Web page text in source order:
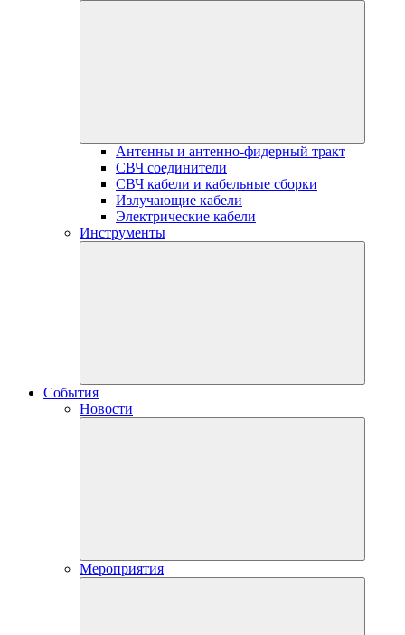
Антенны и антенно-фидерный тракт
СВЧ соединители
СВЧ кабели и кабельные сборки
Излучающие кабели
Электрические кабели
Инструменты
События
Новости
Мероприятия